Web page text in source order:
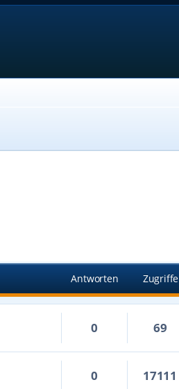
Antworten Zugriffe
0 69
0 17111